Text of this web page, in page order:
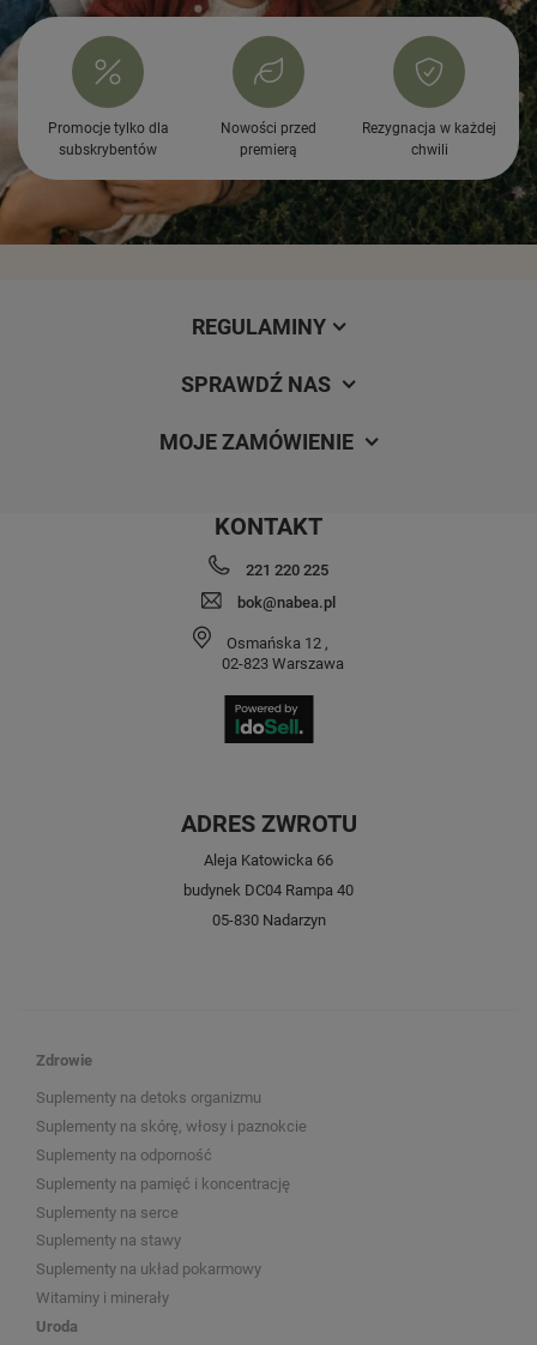
Promocje tylko dla
subskrybentów
Nowości przed
premierą
Rezygnacja w każdej
chwili
REGULAMINY
SPRAWDŹ NAS
MOJE ZAMÓWIENIE
KONTAKT
221 220 225
bok@nabea.pl
Osmańska 12 ,
02-823 Warszawa
ADRES ZWROTU
Aleja Katowicka 66
budynek DC04 Rampa 40
05-830 Nadarzyn
Zdrowie
Suplementy na detoks organizmu
Suplementy na skórę, włosy i paznokcie
Suplementy na odporność
Suplementy na pamięć i koncentrację
Suplementy na serce
Suplementy na stawy
Suplementy na układ pokarmowy
Witaminy i minerały
Uroda